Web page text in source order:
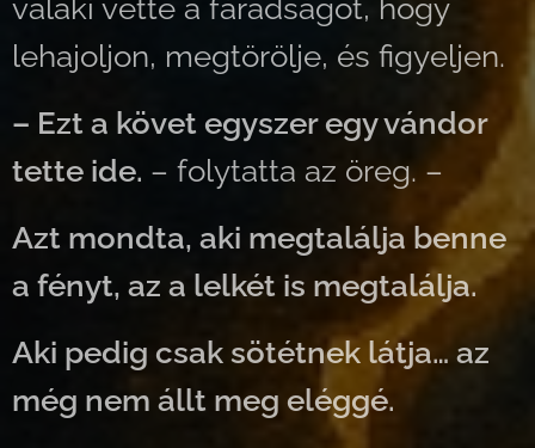
valaki vette a fáradságot, hogy
lehajoljon, megtörölje, és figyeljen.
– Ezt a követ egyszer egy vándor
tette ide. – folytatta az öreg. –
Azt mondta, aki megtalálja benne
a fényt, az a lelkét is megtalálja.
Aki pedig csak sötétnek látja… az
még nem állt meg eléggé.